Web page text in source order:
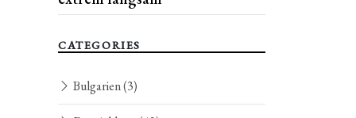
CATEGORIES
Bulgarien(3)